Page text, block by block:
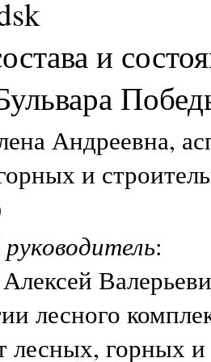
и
Андреевна,
и
:
лесного
лесных, горных